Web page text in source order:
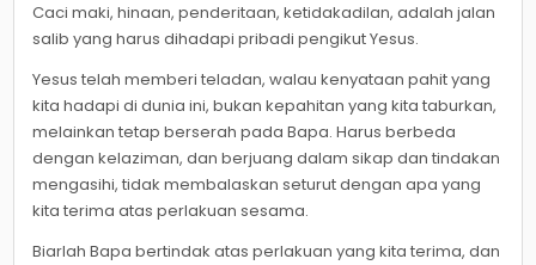
Caci maki, hinaan, penderitaan, ketidakadilan, adalah jalan
salib yang harus dihadapi pribadi pengikut Yesus.
Yesus telah memberi teladan, walau kenyataan pahit yang
kita hadapi di dunia ini, bukan kepahitan yang kita taburkan,
melainkan tetap berserah pada Bapa. Harus berbeda
dengan kelaziman, dan berjuang dalam sikap dan tindakan
mengasihi, tidak membalaskan seturut dengan apa yang
kita terima atas perlakuan sesama.
Biarlah Bapa bertindak atas perlakuan yang kita terima, dan